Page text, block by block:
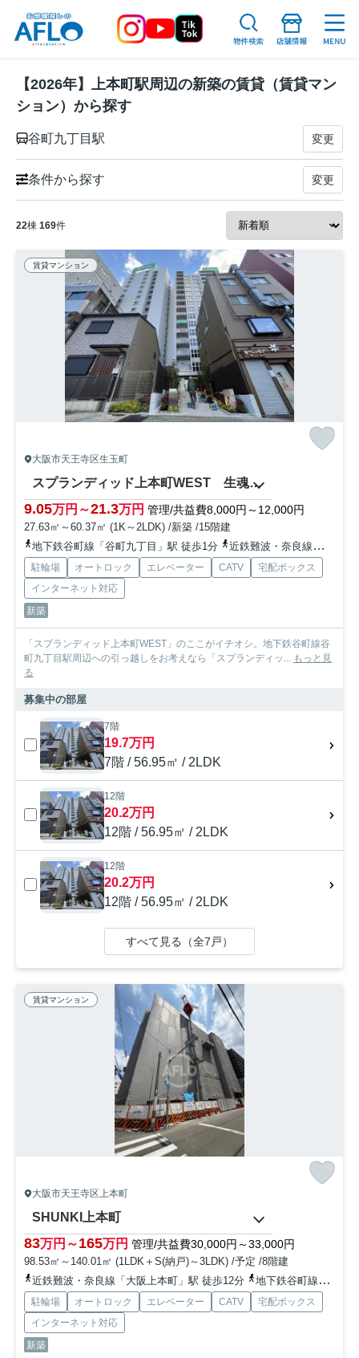
【2026年】上本町駅周辺の新築の賃貸（賃貸マン
ション）から探す
谷町九丁目駅 変更
条件から探す 変更
22棟 169件
賃貸マンション
大阪市天王寺区生玉町
スプランディッド上本町WEST 生魂小学校区
9.05万円～21.3万円 管理/共益費8,000円～12,000円
27.63㎡～60.37㎡ (1K～2LDK) /新築 /15階建
地下鉄谷町線「谷町九丁目」駅 徒歩1分
近鉄難波・奈良線「大阪上本町」駅 徒歩6分
駐輪場 オートロック エレベーター CATV
宅配ボックス
インターネット対応
新築
「スプランディッド上本町WEST」のここがイチオシ。地下鉄谷町線谷
町九丁目駅周辺への引っ越しをお考えなら「スプランディッ...
もっと見
る
募集中の部屋
7階
19.7万円
7階 / 56.95㎡ / 2LDK
12階
20.2万円
12階 / 56.95㎡ / 2LDK
12階
20.2万円
12階 / 56.95㎡ / 2LDK
すべて見る（全7戸）
賃貸マンション
大阪市天王寺区上本町
SHUNKI上本町
83万円～165万円 管理/共益費30,000円～33,000円
98.53㎡～140.01㎡ (1LDK＋S(納戸)～3LDK) /予定 /8階建
近鉄難波・奈良線「大阪上本町」駅 徒歩12分
地下鉄谷町線「谷町九丁目」駅 徒歩15分
駐輪場 オートロック エレベーター CATV
宅配ボックス
インターネット対応
新築